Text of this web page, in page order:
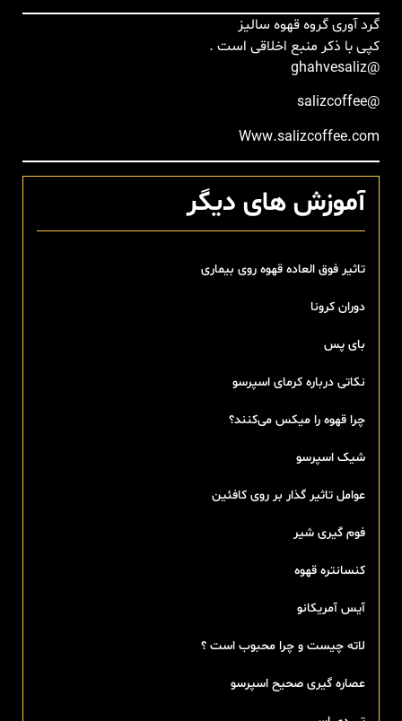
گرد آوری گروه قهوه سالیز
کپی با ذکر منبع اخلاقی است .
@ghahvesaliz
@salizcoffee
Www.salizcoffee.com
آموزش های دیگر
تاثیر فوق العاده قهوه روی بیماری
دوران کرونا
بای پس
نکاتی درباره کرمای اسپرسو
چرا قهوه را میکس می‌کنند؟
شیک اسپرسو
عوامل تاثیر گذار بر روی کافئین
فوم گیری شیر
کنسانتره قهوه
آیس آمریکانو
لاته چیست و چرا محبوب است ؟
عصاره گیری صحیح اسپرسو